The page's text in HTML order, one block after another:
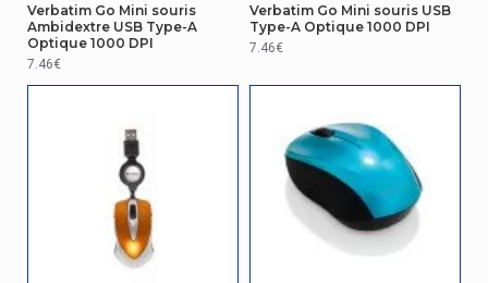
Verbatim Go Mini souris
Ambidextre USB Type-A
Optique 1000 DPI
7.46€
Verbatim Go Mini souris USB
Type-A Optique 1000 DPI
7.46€